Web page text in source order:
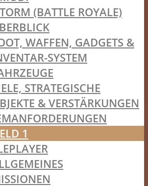
(BATTLE ROYALE)
WAFFEN, GADGETS &
SYSTEM
STRATEGISCHE
& VERSTÄRKUNGEN
1